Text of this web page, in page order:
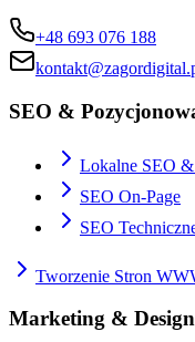
+48 693 076 188
SEO &
Lokalne SEO
SEO On-Page
SEO
Tworzenie Stron
Marketing & Design